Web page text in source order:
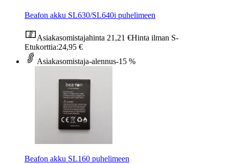
Beafon akku SL630/SL640i puhelimeen
Asiakasomistajahinta 21,21 €Hinta ilman S-
Etukorttia:24,95 €
Asiakasomistaja-alennus-15 %
Beafon akku SL160 puhelimeen